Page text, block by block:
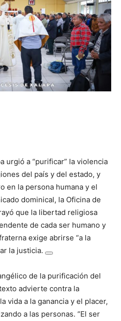
urgió a “purificar” la violencia
del país y del estado, y
en la persona humana y el
dominical, la Oficina de
que la libertad religiosa
de cada ser humano y
exige abrirse “a la
la justicia.
de la purificación del
advierte contra la
vida a la ganancia y el placer,
a las personas. “El ser